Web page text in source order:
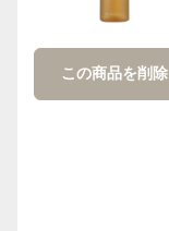
この商品を削除